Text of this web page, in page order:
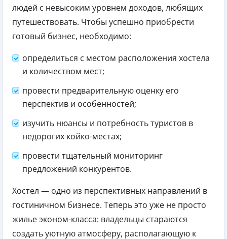
людей с невысоким уровнем доходов, любящих
путешествовать. Чтобы успешно приобрести
готовый бизнес, необходимо:
определиться с местом расположения хостела
и количеством мест;
провести предварительную оценку его
перспектив и особенностей;
изучить нюансы и потребность туристов в
недорогих койко-местах;
провести тщательный мониторинг
предложений конкурентов.
Хостел — одно из перспективных направлений в
гостиничном бизнесе. Теперь это уже не просто
жилье эконом-класса: владельцы стараются
создать уютную атмосферу, располагающую к